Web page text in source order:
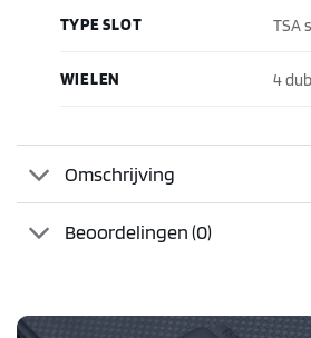
TYPE SLOT TSA
WIELEN 4
Omschrijving
Beoordelingen (0)